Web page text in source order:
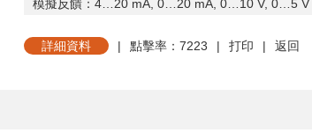
模擬反饋： 4 20 mA, 0 20 mA, 0 10 V, 0 5 V
詳細資料 | 點擊率：7223 | 打印 | 返回